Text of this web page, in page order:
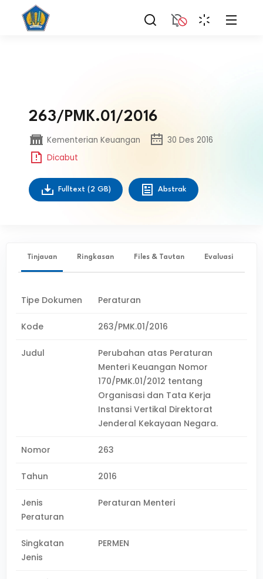
263/PMK.01/2016
Kementerian Keuangan
30 Des 2016
Dicabut
Fulltext (2 GB) Abstrak
Tinjauan Ringkasan Files & Tautan Evaluasi
Tipe Dokumen Peraturan
Kode 263/PMK.01/2016
Judul
Perubahan atas Peraturan
Menteri Keuangan Nomor
170/PMK.01/2012 tentang
Organisasi dan Tata Kerja
Instansi Vertikal Direktorat
Jenderal Kekayaan Negara.
Nomor 263
Tahun 2016
Jenis
Peraturan
Peraturan Menteri
Singkatan
Jenis
PERMEN